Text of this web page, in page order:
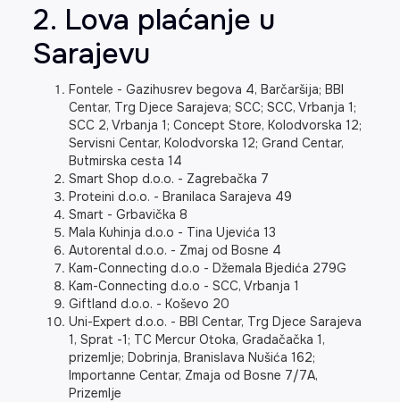
2. Lova plaćanje u
Sarajevu
Fontele - Gazihusrev begova 4, Barčaršija; BBI
Centar, Trg Djece Sarajeva; SCC; SCC, Vrbanja 1;
SCC 2, Vrbanja 1; Concept Store, Kolodvorska 12;
Servisni Centar, Kolodvorska 12; Grand Centar,
Butmirska cesta 14
Smart Shop d.o.o. - Zagrebačka 7
Proteini d.o.o. - Branilaca Sarajeva 49
Smart - Grbavička 8
Mala Kuhinja d.o.o - Tina Ujevića 13
Autorental d.o.o. - Zmaj od Bosne 4
Kam-Connecting d.o.o - Džemala Bjedića 279G
Kam-Connecting d.o.o - SCC, Vrbanja 1
Giftland d.o.o. - Koševo 20
Uni-Expert d.o.o. - BBI Centar, Trg Djece Sarajeva
1, Sprat -1; TC Mercur Otoka, Gradačačka 1,
prizemlje; Dobrinja, Branislava Nušića 162;
Importanne Centar, Zmaja od Bosne 7/7A,
Prizemlje